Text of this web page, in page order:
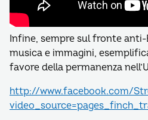
Infine, sempre sul fronte
musica e immagini,
favore della permanenza
http://www.facebook.com/